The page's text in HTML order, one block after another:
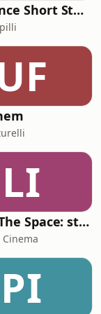
7 Romance Short Stories in Italian (Graded Reader for Intermediate Learners (CEFR B1-B2)
LI
Lost In The Space: storie di cinema
Cinema
PI